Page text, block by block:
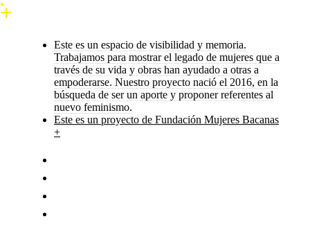
Este es un espacio de visibilidad y memoria.
Trabajamos para mostrar el legado de mujeres que a
través de su vida y obras han ayudado a otras a
empoderarse. Nuestro proyecto nació el 2016, en la
búsqueda de ser un aporte y proponer referentes al
nuevo feminismo.
Este es un proyecto de Fundación Mujeres Bacanas
+